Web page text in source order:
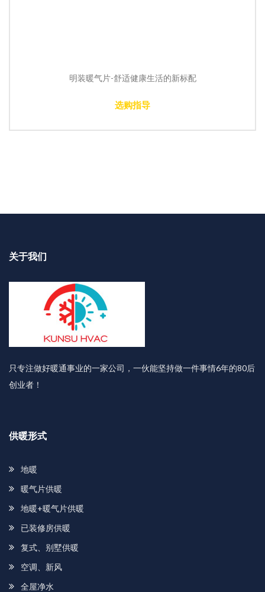
明装暖气片-舒适健康生活的新标配
选购指导
关于我们
只专注做好暖通事业的一家公司，一伙能坚持做一件事情6年的80后
创业者！
供暖形式
地暖
暖气片供暖
地暖+暖气片供暖
已装修房供暖
复式、别墅供暖
空调、新风
全屋净水